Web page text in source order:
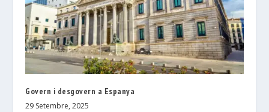
Govern i desgovern a Espanya
29 Setembre, 2025